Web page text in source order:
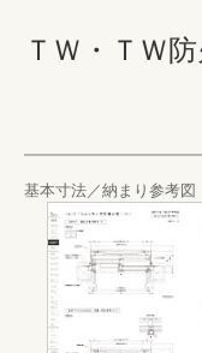
ＴＷ・ＴＷ
基本寸法／納まり参考図